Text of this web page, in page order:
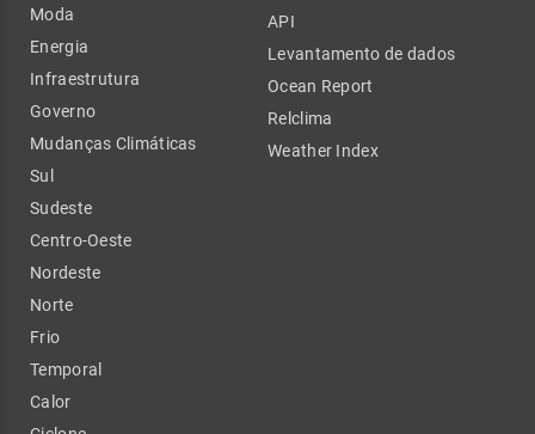
Moda
Energia
Infraestrutura
Governo
Mudanças Climáticas
Sul
Sudeste
Centro-Oeste
Nordeste
Norte
Frio
Temporal
Calor
API
Levantamento de dados
Ocean Report
Relclima
Weather Index